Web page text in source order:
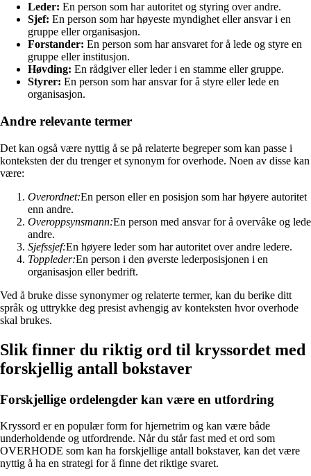
Leder: En person som har autoritet og styring over andre.
Sjef: En person som har høyeste myndighet eller ansvar i en
gruppe eller organisasjon.
Forstander: En person som har ansvaret for å lede og styre en
gruppe eller institusjon.
Høvding: En rådgiver eller leder i en stamme eller gruppe.
Styrer: En person som har ansvar for å styre eller lede en
organisasjon.
Andre relevante termer
Det kan også være nyttig å se på relaterte begreper som kan passe i
konteksten der du trenger et synonym for overhode. Noen av disse kan
være:
Overordnet:En person eller en posisjon som har høyere autoritet
enn andre.
Overoppsynsmann:En person med ansvar for å overvåke og lede
andre.
Sjefssjef:En høyere leder som har autoritet over andre ledere.
Toppleder:En person i den øverste lederposisjonen i en
organisasjon eller bedrift.
Ved å bruke disse synonymer og relaterte termer, kan du berike ditt
språk og uttrykke deg presist avhengig av konteksten hvor overhode
skal brukes.
Slik finner du riktig ord til kryssordet med
forskjellig antall bokstaver
Forskjellige ordelengder kan være en utfordring
Kryssord er en populær form for hjernetrim og kan være både
underholdende og utfordrende. Når du står fast med et ord som
OVERHODE som kan ha forskjellige antall bokstaver, kan det være
nyttig å ha en strategi for å finne det riktige svaret.